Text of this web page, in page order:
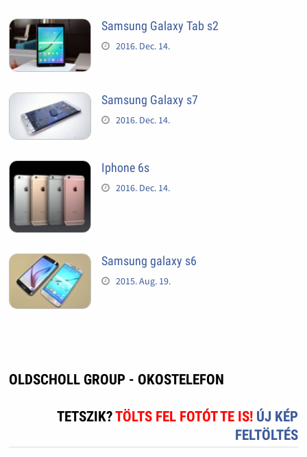
Samsung Galaxy Tab s2
2016. Dec. 14.
Samsung Galaxy s7
2016. Dec. 14.
Iphone 6s
2016. Dec. 14.
Samsung galaxy s6
2015. Aug. 19.
OLDSCHOLL GROUP - OKOSTELEFON
TETSZIK?TÖLTS FEL FOTÓT TE IS! ÚJ KÉP
FELTÖLTÉS